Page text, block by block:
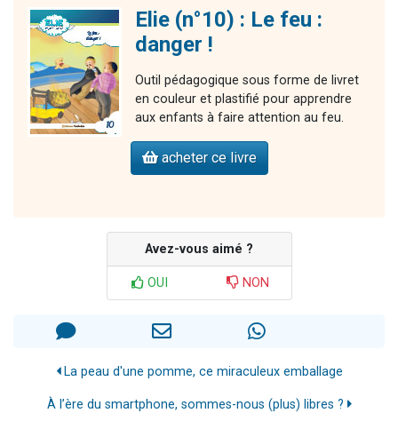
Elie (n°10) : Le feu :
danger !
Outil pédagogique sous forme de livret
en couleur et plastifié pour apprendre
aux enfants à faire attention au feu.
acheter ce livre
Avez-vous aimé ?
OUI NON
La peau d'une pomme, ce miraculeux emballage
À l’ère du smartphone, sommes-nous (plus) libres ?